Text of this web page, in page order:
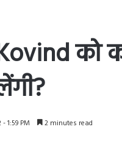
को
1:59 PM 2 minutes read